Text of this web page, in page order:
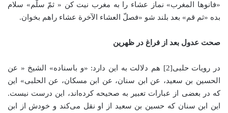
«فانوها المغرب» نماز عشاء را به مغرب نیت کن « ثمّ سلّم» سلام
بده «ثم قم» بعد بلند شو «فصلّ العشاء الآخرة عشاء راهم بخوان.
صحت عدول بعد از فراغ در ظهرین
در رویات حلبی[2] هم دلالت به این دارد: «و باسناده» الشیخ « عن
الحسین بن سعید، عن ابن سنان، عن ابن مسکان، عن الحلبی» این
که در بعضی از عبارات تعبیر به صحیحه کرده‌اند، این درست نیست.
این ابن سنان که حسین بن سعید از او نقل می‌کند و خودش از ابن